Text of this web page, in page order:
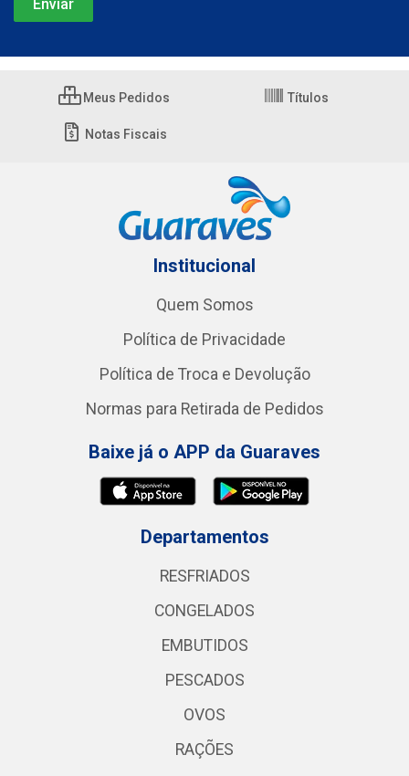
Meus Pedidos Títulos
Notas Fiscais
Institucional
Quem Somos
Política de Privacidade
Política de Troca e Devolução
Normas para Retirada de Pedidos
Baixe já o APP da Guaraves
Departamentos
RESFRIADOS
CONGELADOS
EMBUTIDOS
PESCADOS
OVOS
RAÇÕES